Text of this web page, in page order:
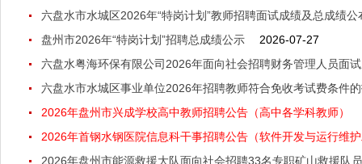
六盘水市水城区2026年“特岗计划”教师招聘面试成绩及总成绩公
盘州市2026年“特岗计划”招聘总成绩公示
2026-07-27
六盘水粤海环保有限公司2026年面向社会招聘财务管理人员面
六盘水市水城区事业单位2026年招聘教师符合免收考试费条件
2026年盘州市兴成学校高中教师招聘公告（高中各学科教师）
2026年首钢水钢医院信息科干事招聘公告（软件开发与运行维
2026年盘州市能源救援大队面向社会招聘33名专职矿山救援队